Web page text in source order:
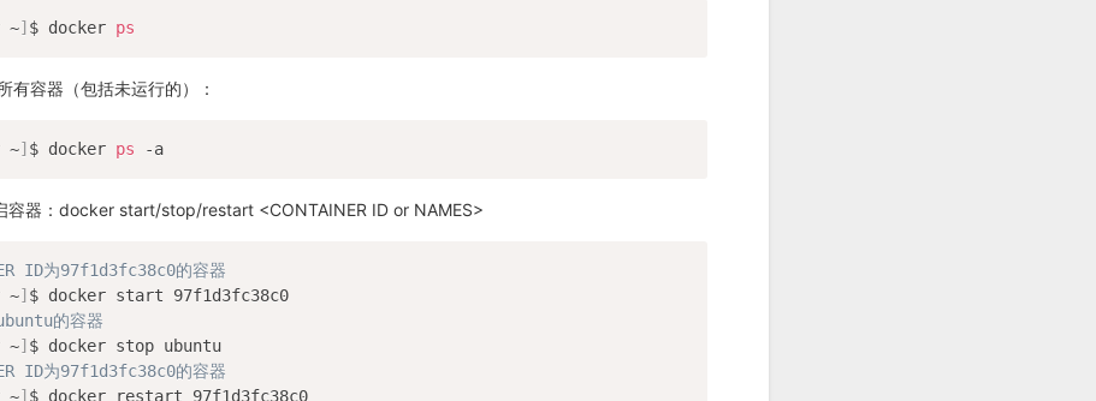
~] $ docker ps
有容器（包括未运行的）：
~] $ docker ps -a
容器：docker start/stop/restart <CONTAINER ID or NAMES>
ID为97f1d3fc38c0的容器
~]
$ docker start 97f1d3fc38c0
的容器
~]
$ docker stop ubuntu
ID为97f1d3fc38c0的容器
~] $ docker restart 97f1d3fc38c0